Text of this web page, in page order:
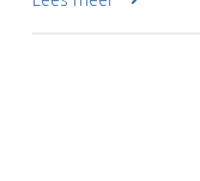
voorkant, zi...